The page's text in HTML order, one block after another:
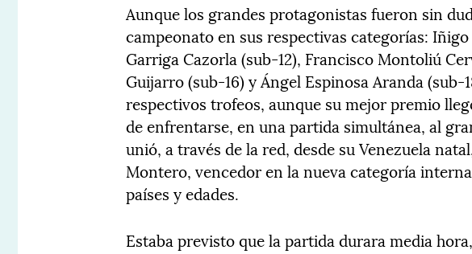
Aunque los grandes protagonistas fueron sin
campeonato en sus respectivas categorías:
Garriga Cazorla (sub-12), Francisco Montoliú
Guijarro (sub-16) y Ángel Espinosa Aranda
respectivos trofeos, aunque su mejor premio
de enfrentarse, en una partida simultánea, al
unió, a través de la red, desde su Venezuela
Montero, vencedor en la nueva categoría
países y edades.
Estaba previsto que la partida durara media